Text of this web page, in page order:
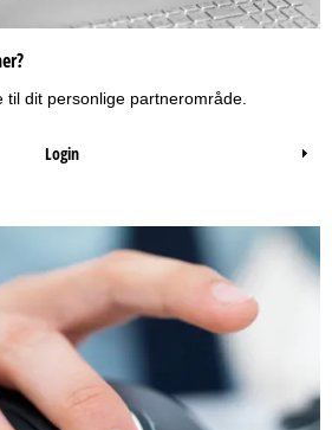
dit personlige partnerområde.
Login